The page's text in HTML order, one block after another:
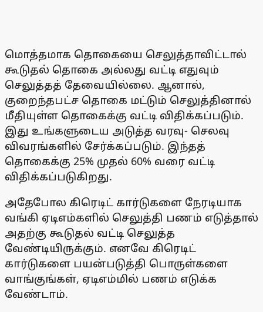
மொத்தமாக தொகையை செலுத்தாவிட்டால்
கூடுதல் தொகை அல்லது வட்டி எதுவும்
செலுத்தத் தேவையில்லை. ஆனால்,
குறைந்தபட்ச தொகை மட்டும் செலுத்தினால்
மீதியுள்ள தொகைக்கு வட்டி விதிக்கப்படும்.
இது உங்களுடைய அடுத்த வரவு- செலவு
விவரங்களில் சேர்க்கப்படும். இந்தத்
தொகைக்கு 25% முதல் 60% வரை வட்டி
விதிக்கப்படுகிறது.
அதேபோல கிரெடிட் கார்டுகளை நேரடியாக
வங்கி ஏடிஎம்களில் செலுத்தி பணம் எடுத்தால்
அதற்கு கூடுதல் வட்டி செலுத்த
வேண்டியிருக்கும். எனவே கிரெடிட்
கார்டுகளை பயன்படுத்தி பொருள்களை
வாங்குங்கள், ஏடிஎம்மில் பணம் எடுக்க
வேண்டாம்.